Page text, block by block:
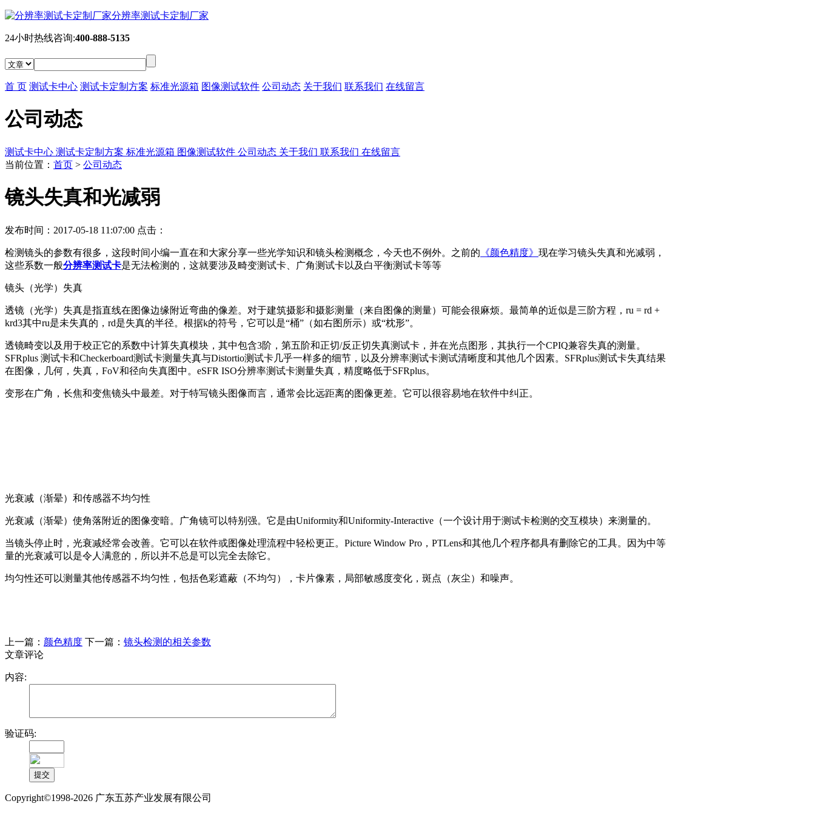
分辨率测试卡定制厂家
24小时热线咨询:400-888-5135
首 页 测试卡中心 测试卡定制方案 标准光源箱 图像测试软件 公司动态 关于我们 联系我们 在线留言
公司动态
测试卡中心 测试卡定制方案 标准光源箱 图像测试软件 公司动态 关于我们 联系我们 在线留言
当前位置： 首页 > 公司动态
镜头失真和光减弱
发布时间：2017-05-18 11:07:00 点击：
检测镜头的参数有很多，这段时间小编一直在和大家分享一些光学知识和镜头检测概念，今天也不例外。之前的 《颜色精度》 现在学习镜头失真和光减弱，
这些系数一般分辨率测试卡是无法检测的，这就要涉及畸变测试卡、广角测试卡以及白平衡测试卡等等
镜头（光学）失真
透镜（光学）失真是指直线在图像边缘附近弯曲的像差。对于建筑摄影和摄影测量（来自图像的测量）可能会很麻烦。最简单的近似是三阶方程，ru = rd +
krd3其中ru是未失真的，rd是失真的半径。根据k的符号，它可以是“桶”（如右图所示）或“枕形”。
透镜畸变以及用于校正它的系数中计算失真模块，其中包含3阶，第五阶和正切/反正切失真测试卡，并在光点图形，其执行一个CPIQ兼容失真的测量。
SFRplus 测试卡和Checkerboard测试卡测量失真与Distortio测试卡几乎一样多的细节，以及分辨率测试卡测试清晰度和其他几个因素。SFRplus测试卡失真结果
在图像，几何，失真，FoV和径向失真图中。eSFR ISO分辨率测试卡测量失真，精度略低于SFRplus。
变形在广角，长焦和变焦镜头中最差。对于特写镜头图像而言，通常会比远距离的图像更差。它可以很容易地在软件中纠正。
光衰减（渐晕）和传感器不均匀性
光衰减（渐晕）使角落附近的图像变暗。广角镜可以特别强。它是由Uniformity和Uniformity-Interactive（一个设计用于测试卡检测的交互模块）来测量的。
当镜头停止时，光衰减经常会改善。它可以在软件或图像处理流程中轻松更正。Picture Window Pro，PTLens和其他几个程序都具有删除它的工具。因为中等
量的光衰减可以是令人满意的，所以并不总是可以完全去除它。
均匀性还可以测量其他传感器不均匀性，包括色彩遮蔽（不均匀），卡片像素，局部敏感度变化，斑点（灰尘）和噪声。
上一篇： 颜色精度 下一篇： 镜头检测的相关参数
文章评论
内容:
验证码:
Copyright©1998-2026 广东五苏产业发展有限公司